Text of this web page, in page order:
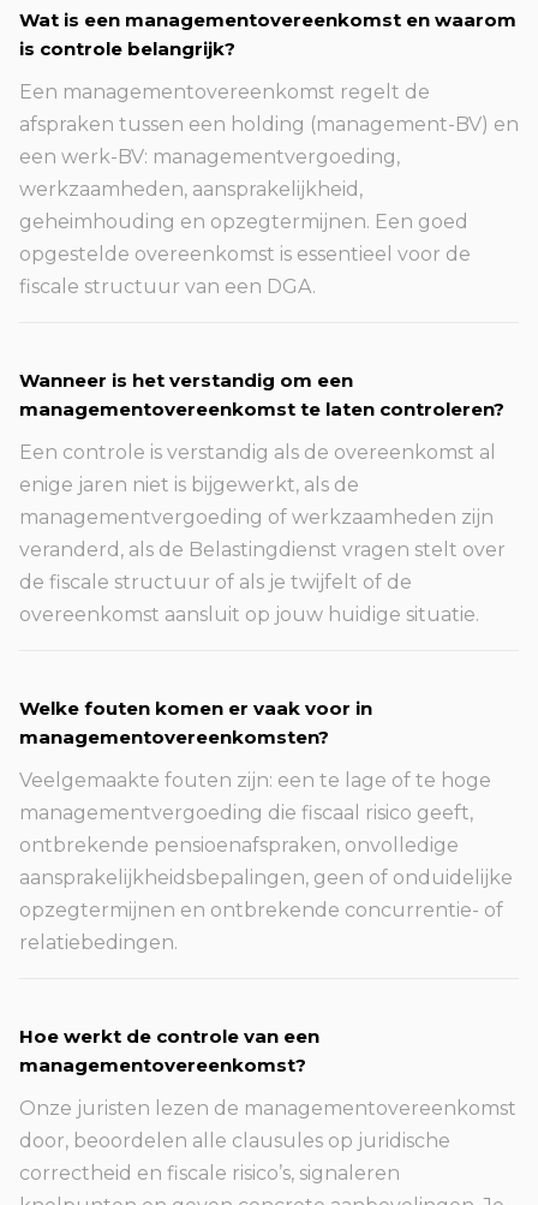
Wat is een managementovereenkomst en waarom
is controle belangrijk?
Een managementovereenkomst regelt de
afspraken tussen een holding (management-BV) en
een werk-BV: managementvergoeding,
werkzaamheden, aansprakelijkheid,
geheimhouding en opzegtermijnen. Een goed
opgestelde overeenkomst is essentieel voor de
fiscale structuur van een DGA.
Wanneer is het verstandig om een
managementovereenkomst te laten controleren?
Een controle is verstandig als de overeenkomst al
enige jaren niet is bijgewerkt, als de
managementvergoeding of werkzaamheden zijn
veranderd, als de Belastingdienst vragen stelt over
de fiscale structuur of als je twijfelt of de
overeenkomst aansluit op jouw huidige situatie.
Welke fouten komen er vaak voor in
managementovereenkomsten?
Veelgemaakte fouten zijn: een te lage of te hoge
managementvergoeding die fiscaal risico geeft,
ontbrekende pensioenafspraken, onvolledige
aansprakelijkheidsbepalingen, geen of onduidelijke
opzegtermijnen en ontbrekende concurrentie- of
relatiebedingen.
Hoe werkt de controle van een
managementovereenkomst?
Onze juristen lezen de managementovereenkomst
door, beoordelen alle clausules op juridische
correctheid en fiscale risico’s, signaleren